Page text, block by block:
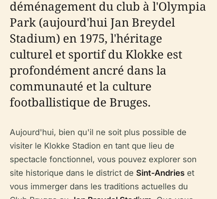
déménagement du club à l'Olympia
Park (aujourd'hui Jan Breydel
Stadium) en 1975, l'héritage
culturel et sportif du Klokke est
profondément ancré dans la
communauté et la culture
footballistique de Bruges.
Aujourd'hui, bien qu'il ne soit plus possible de
visiter le Klokke Stadion en tant que lieu de
spectacle fonctionnel, vous pouvez explorer son
site historique dans le district de Sint-Andries et
vous immerger dans les traditions actuelles du